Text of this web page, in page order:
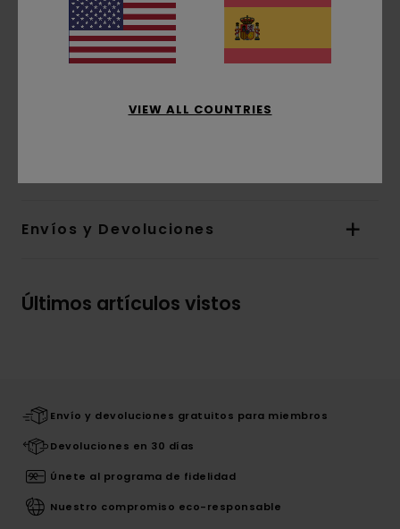
Cuello:capucha con cuello
Mangas:Mangas largas
Bolsillos:bolsillos estilo canguro
Envíos y Devoluciones
Últimos artículos vistos
Envío y devoluciones gratuitos para miembros
Devoluciones en 30 días
Únete al programa de fidelidad
Nuestro compromiso eco-responsable
VIEW ALL COUNTRIES